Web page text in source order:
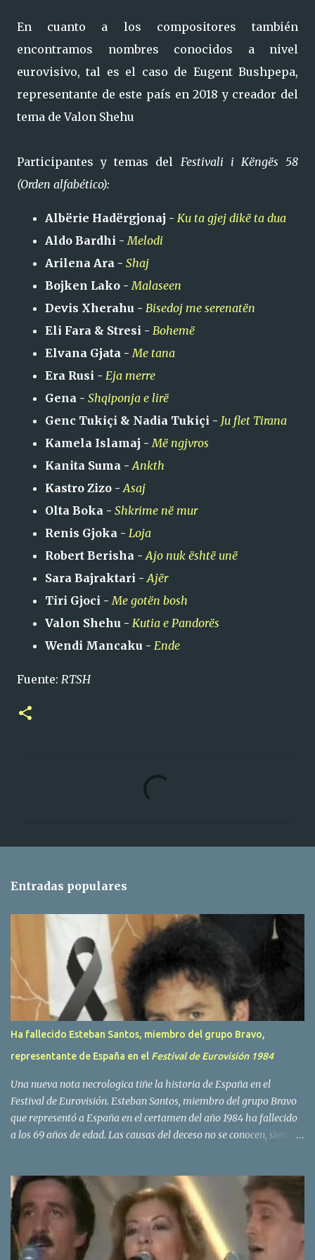
En cuanto a los compositores también
encontramos nombres conocidos a nivel
eurovisivo, tal es el caso de Eugent Bushpepa,
representante de este país en 2018 y creador del
tema de Valon Shehu
Participantes y temas del Festivali i Këngës 58
(Orden alfabético):
Albërie Hadërgjonaj - Ku ta gjej dikë ta dua
Aldo Bardhi -Melodi
Arilena Ara - Shaj
Bojken Lako -Malaseen
Devis Xherahu - Bisedoj me serenatën
Eli Fara & Stresi - Bohemë
Elvana Gjata -Me tana
Era Rusi - Eja merre
Gena - Shqiponja e lirë
Genc Tukiçi & Nadia Tukiçi - Ju flet Tirana
Kamela Islamaj -Më ngjvros
Kanita Suma -Ankth
Kastro Zizo -Asaj
Olta Boka - Shkrime në mur
Renis Gjoka - Loja
Robert Berisha -Ajo nuk është unë
Sara Bajraktari -Ajër
Tiri Gjoci -Me gotën bosh
Valon Shehu - Kutia e Pandorës
Wendi Mancaku - Ende
Fuente: RTSH
r
s
Entradas populares
Ha fallecido Esteban Santos, miembro del grupo Bravo,
representante de España en el Festival de Eurovisión 1984
Una nueva nota necrologica tiñe la historia de España en el
Festival de Eurovisión. Esteban Santos, miembro del grupo Bravo
que representó a España en el certamen del año 1984 ha fallecido
a los 69 años de edad. Las causas del deceso no se conocen, siendo
traves de las redes sociales. Nacido en Tolosa en 1951, durante su
epoca universitaria en la carrera de empresariales conoció al
estudiante de medicina Luis Villar, comenzando a actuar
juntos,Santos a la guitarra y Villar al piano, sin atreverse a dar el
salto al mercado profesional. Sin embargo esto cambió gracias a la